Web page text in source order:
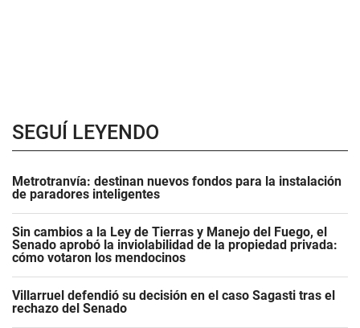
SEGUÍ LEYENDO
Metrotranvía: destinan nuevos fondos para la instalación
de paradores inteligentes
Sin cambios a la Ley de Tierras y Manejo del Fuego, el
Senado aprobó la inviolabilidad de la propiedad privada:
cómo votaron los mendocinos
Villarruel defendió su decisión en el caso Sagasti tras el
rechazo del Senado